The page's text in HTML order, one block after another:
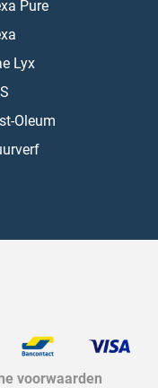
Pure
Lyx
Oleum
voorwaarden